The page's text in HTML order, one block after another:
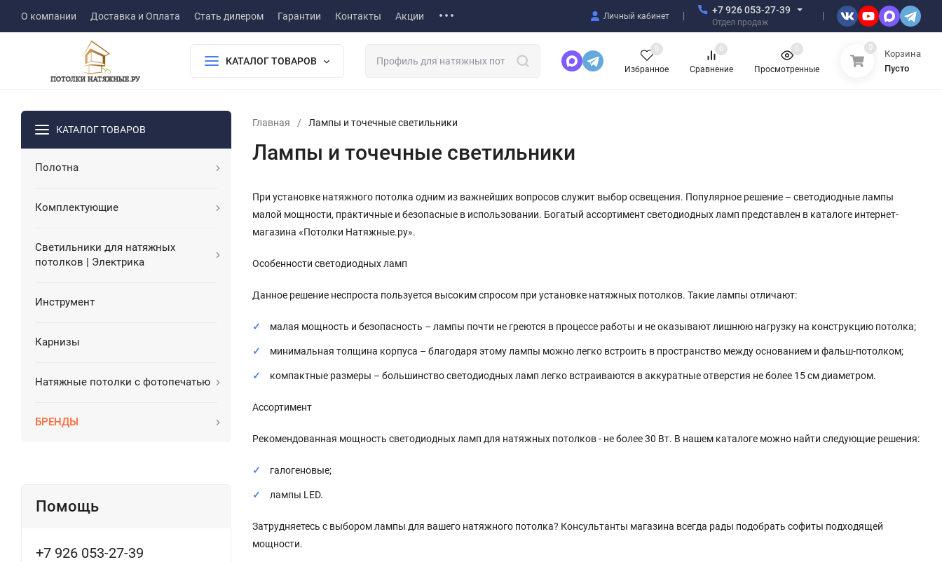
О компании Доставка и Оплата Стать дилером Гарантии Контакты Акции Личный кабинет
+7 926 053-27-39
Отдел продаж
КАТАЛОГ ТОВАРОВ
Избранное
0
Сравнение
0
Просмотренные
0 0
Корзина
Пусто
КАТАЛОГ ТОВАРОВ
Полотна
Комплектующие
Светильники для натяжных
потолков | Электрика
Инструмент
Карнизы
Натяжные потолки с фотопечатью
БРЕНДЫ
Помощь
+7 926 053-27-39
Главная / Лампы и точечные светильники
Лампы и точечные светильники
При установке натяжного потолка одним из важнейших вопросов служит выбор освещения. Популярное решение – светодиодные лампы
малой мощности, практичные и безопасные в использовании. Богатый ассортимент светодиодных ламп представлен в каталоге интернет-
магазина «Потолки Натяжные.ру».
Особенности светодиодных ламп
Данное решение неспроста пользуется высоким спросом при установке натяжных потолков. Такие лампы отличают:
малая мощность и безопасность – лампы почти не греются в процессе работы и не оказывают лишнюю нагрузку на конструкцию потолка;
минимальная толщина корпуса – благодаря этому лампы можно легко встроить в пространство между основанием и фальш-потолком;
компактные размеры – большинство светодиодных ламп легко встраиваются в аккуратные отверстия не более 15 см диаметром.
Ассортимент
Рекомендованная мощность светодиодных ламп для натяжных потолков - не более 30 Вт. В нашем каталоге можно найти следующие решения:
галогеновые;
лампы LED.
Затрудняетесь с выбором лампы для вашего натяжного потолка? Консультанты магазина всегда рады подобрать софиты подходящей
мощности.